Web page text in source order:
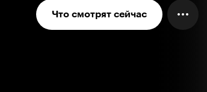
Что смотрят сейчас